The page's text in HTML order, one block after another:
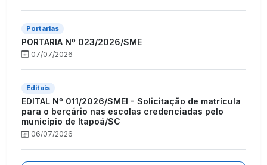
Portarias
PORTARIA Nº 023/2026/SME
07/07/2026
Editais
EDITAL Nº 011/2026/SMEI - Solicitação de matrícula
para o berçário nas escolas credenciadas pelo
município de Itapoá/SC
06/07/2026